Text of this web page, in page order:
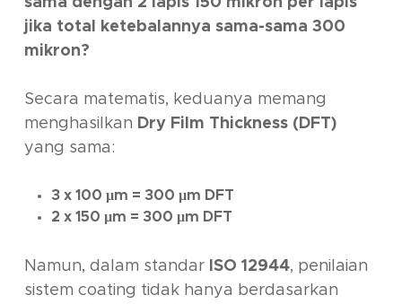
jika total ketebalannya sama-sama 300
mikron?
Secara matematis, keduanya memang
menghasilkan Dry Film Thickness (DFT)
yang sama:
3 x 100 µm = 300 µm DFT
2 x 150 µm = 300 µm DFT
Namun, dalam standar ISO 12944, penilaian
sistem coating tidak hanya berdasarkan